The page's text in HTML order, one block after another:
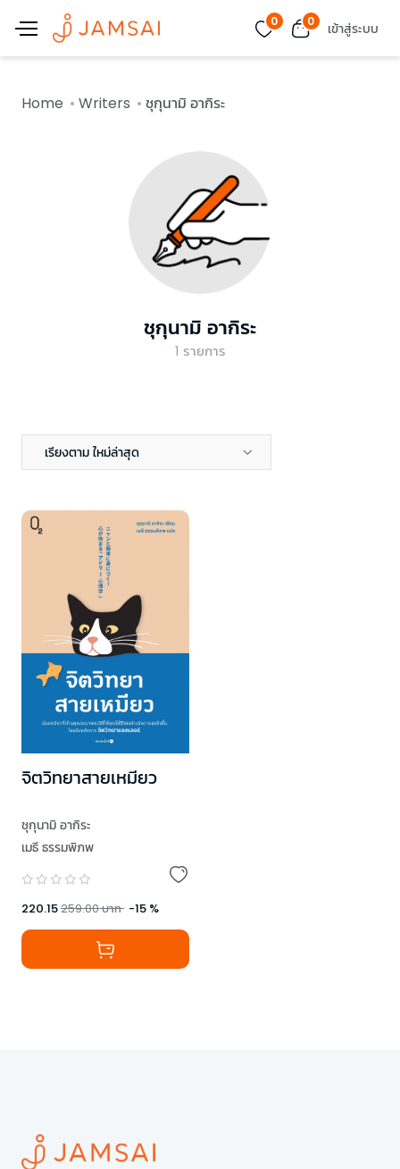
0 0 เข้าสู่ระบบ
Home Writers ชุกุนามิ อากิระ
ชุกุนามิ อากิระ
1 รายการ
เรียงตาม ใหม่ล่าสุด
จิตวิทยาสายเหมียว
ชุกุนามิ อากิระ
เมธี ธรรมพิภพ
220.15259.00บาท -15 %